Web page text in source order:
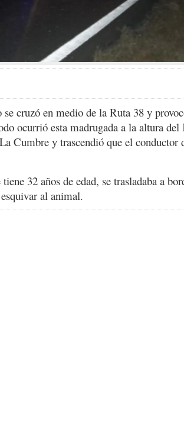
cruzó en medio de la Ruta 38 y
ocurrió esta madrugada a la altura
Cumbre y trascendió que el conductor
32 años de edad, se trasladaba a
al animal.